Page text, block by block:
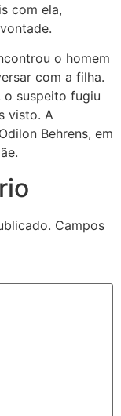
com ela,
o homem
com a filha.
o suspeito fugiu
visto. A
Behrens, em
Campos